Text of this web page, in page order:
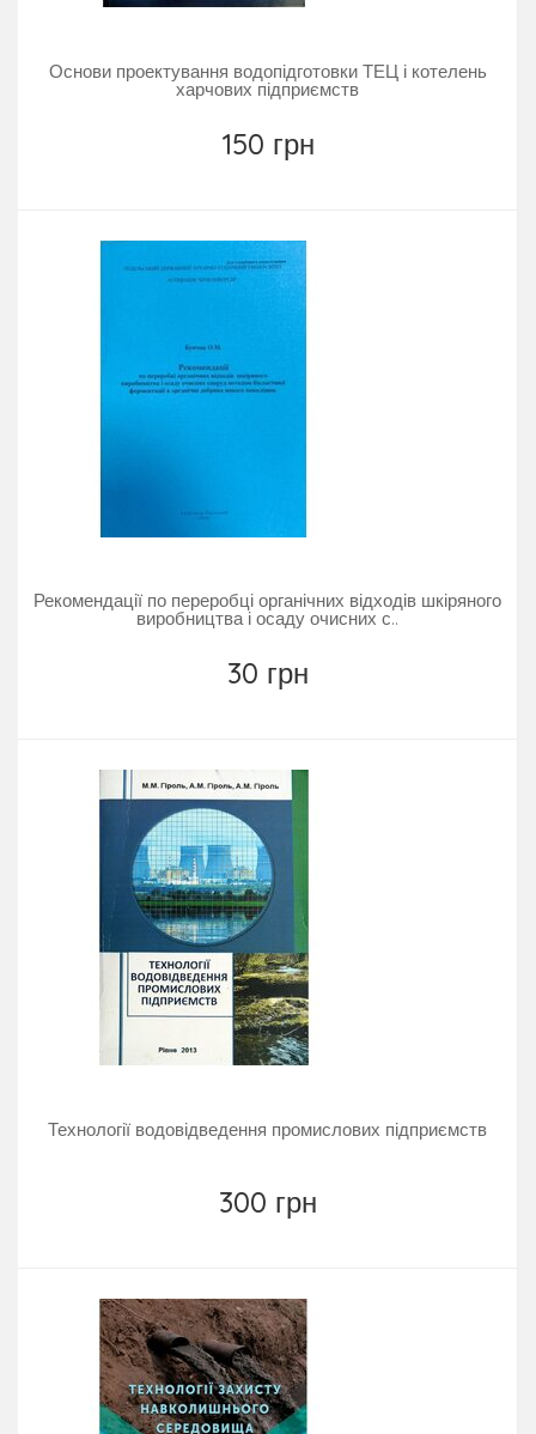
Основи проектування водопідготовки ТЕЦ і котелень
харчових підприємств
150 грн
Рекомендації по переробці органічних відходів шкіряного
виробництва і осаду очисних с..
30 грн
Технології водовідведення промислових підприємств
300 грн